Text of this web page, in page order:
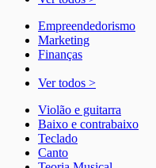
Empreendedorismo
Marketing
Finanças
Ver todos >
Violão e guitarra
Baixo e contrabaixo
Teclado
Canto